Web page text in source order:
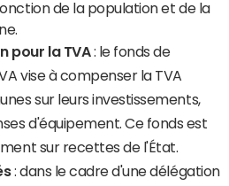
de la population et de la
pour la TVA: le fonds de
vise à compenser la TVA
sur leurs investissements,
d'équipement. Ce fonds est
sur recettes de l'État.
: dans le cadre d'une délégation